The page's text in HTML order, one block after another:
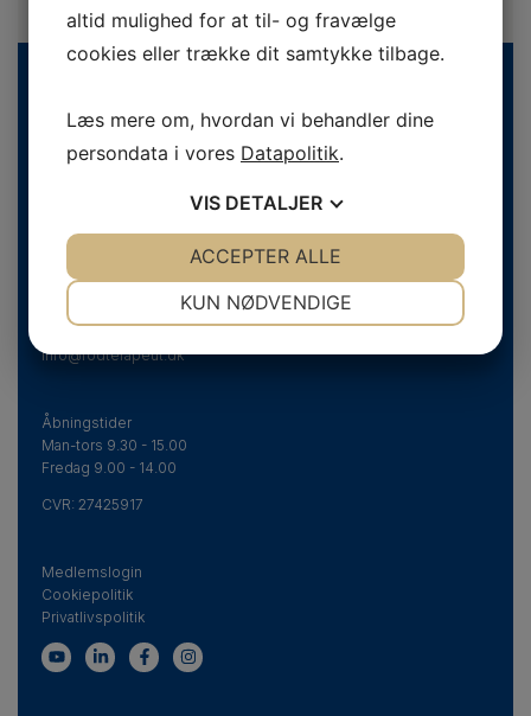
Danske Fodterapeuter
Svend Aukens Plads 11, 2. sal
DK-2300 København S
info@fodterapeut.dk
Åbningstider
Man-tors 9.30 - 15.00
Fredag 9.00 - 14.00
CVR: 27425917
Medlemslogin
Cookiepolitik
Privatlivspolitik
altid mulighed for at til- og fravælge
cookies eller trække dit samtykke tilbage.
Læs mere om, hvordan vi behandler dine
persondata i vores Datapolitik.
VIS DETALJER
NEJ JA
KUN NØDVENDIGE
ACCEPTER ALLE